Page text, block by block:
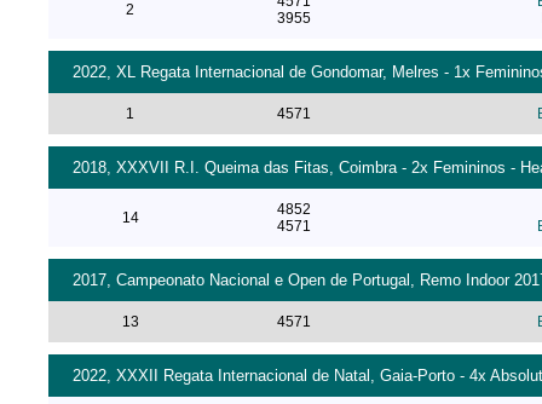
2
3955
2022, XL Regata Internacional de Gondomar, Melres - 1x
1 4571
2018, XXXVII R.I. Queima das Fitas, Coimbra - 2x Femininos -
14
4852
4571
2017, Campeonato Nacional e Open de Portugal, Remo Indoor
13 4571
2022, XXXII Regata Internacional de Natal, Gaia-Porto - 4x